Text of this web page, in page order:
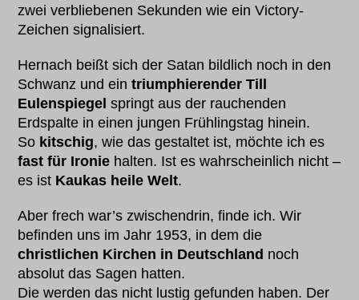
zwei verbliebenen Sekunden wie ein Victory-
Zeichen signalisiert.
Hernach beißt sich der Satan bildlich noch in den
Schwanz und eintriumphierender Till
Eulenspiegelspringt aus der rauchenden
Erdspalte in einen jungen Frühlingstag hinein.
So kitschig, wie das gestaltet ist, möchte ich es
fast für Ironie halten. Ist es wahrscheinlich nicht –
es ist Kaukas heile Welt.
Aber frech war’s zwischendrin, finde ich. Wir
befinden uns im Jahr 1953, in dem die
christlichen Kirchen in Deutschland noch
absolut das Sagen hatten.
Die werden das nicht lustig gefunden haben. Der